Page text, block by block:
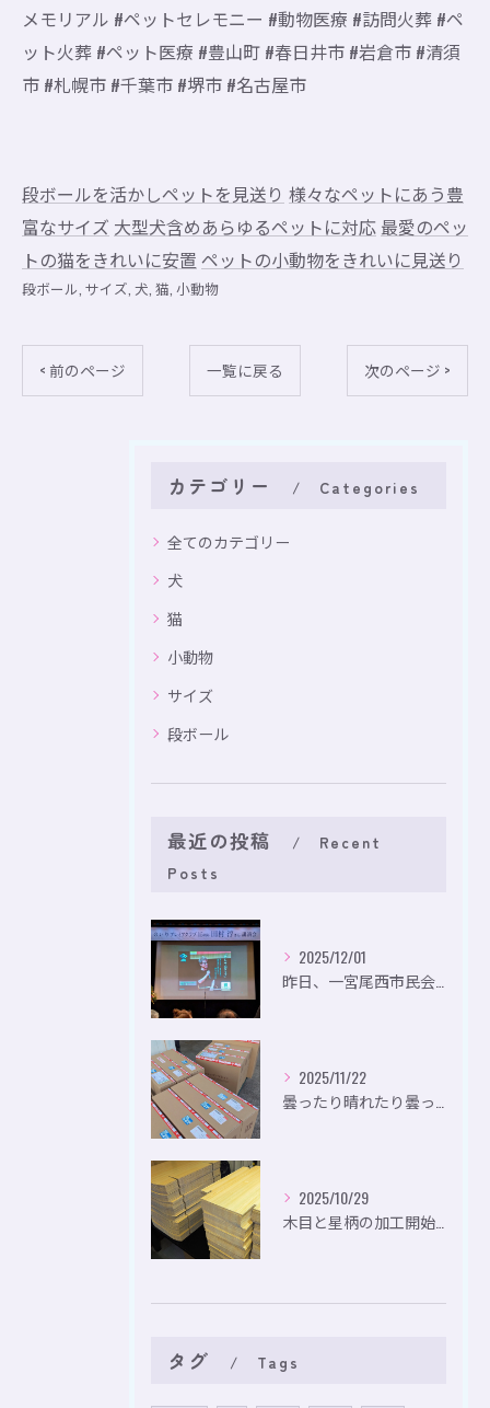
メモリアル #ペットセレモニー #動物医療 #訪問火葬 #ペ
ット火葬 #ペット医療 #豊山町 #春日井市 #岩倉市 #清須
市 #札幌市 #千葉市 #堺市 #名古屋市
段ボールを活かしペットを見送り 様々なペットにあう豊
富なサイズ 大型犬含めあらゆるペットに対応 最愛のペッ
トの猫をきれいに安置 ペットの小動物をきれいに見送り
段ボール サイズ 犬 猫 小動物
< 前のページ 一覧に戻る 次のページ >
カテゴリー Categories
全てのカテゴリー
犬
猫
小動物
サイズ
段ボール
最近の投稿
Recent
Posts
2025/12/01
2025/11/22
2025/10/29
タグ Tags